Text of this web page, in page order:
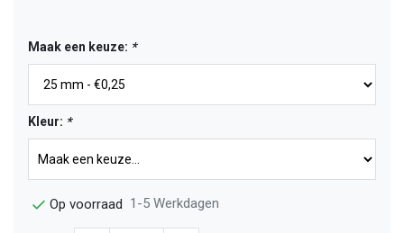
Maak een keuze: *
Kleur: *
Op voorraad 1-5 Werkdagen